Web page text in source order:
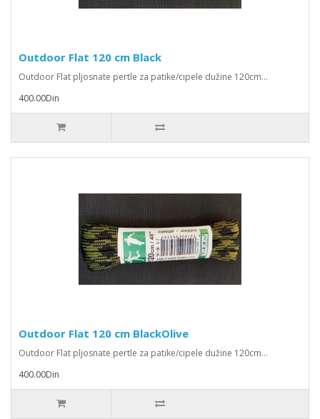
Outdoor Flat 120 cm Black
Outdoor Flat pljosnate pertle za patike/cipele dužine 120cm...
400.00Din
Outdoor Flat 120 cm BlackOlive
Outdoor Flat pljosnate pertle za patike/cipele dužine 120cm...
400.00Din